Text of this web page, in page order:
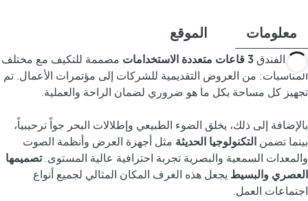
معلومات الموقع
يضم الفندق 3 قاعات متعددة الاستخدامات
مصممة للتكيف مع مختلف
المناسبات: من العروض التقديمية للشركات إلى مؤتمرات الأعمال. تم
تجهيز كل مساحة بكل ما هو ضروري لضمان الراحة والعملية.
بالإضافة إلى ذلك، يخلق الضوء الطبيعي وإطلالات البحر جواً ترحيبياً،
بينما تضمن التكنولوجيا الحديثة مثل أجهزة العرض وأنظمة الصوت
والمعدات السمعية والبصرية تجربة احترافية عالية المستوى.تصميمها
العصري والبسيط يجعل هذه الغرف المكان المثالي لجميع أنواع
اجتماعات العمل.